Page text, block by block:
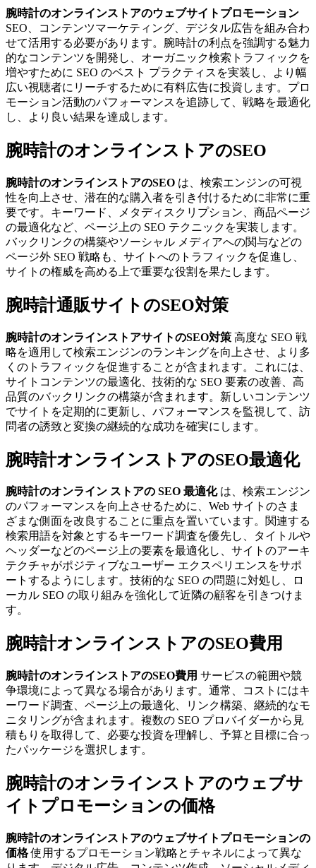
腕時計のオンラインストアのウェブサイトプロモーション
SEO、コンテンツマーケティング、デジタル広告を組み合わ
せて活用する必要があります。腕時計の利点を強調する魅力
的なコンテンツを開発し、オーガニック検索トラフィックを
増やすために SEO のベスト プラクティスを実装し、より幅
広い視聴者にリーチするために有料広告に投資します。プロ
モーション活動のパフォーマンスを追跡して、戦略を最適化
し、より良い結果を達成します。
腕時計のオンラインストアのSEO
腕時計のオンラインストアのSEO は、検索エンジンの可視
性を向上させ、潜在的な購入者を引き付けるために非常に重
要です。キーワード、メタディスクリプション、商品ページ
の最適化など、ページ上の SEO テクニックを実装します。
バックリンクの構築やソーシャル メディアへの関与などの
ページ外 SEO 戦略も、サイトへのトラフィックを促進し、
サイトの権威を高める上で重要な役割を果たします。
腕時計通販サイトのSEO対策
腕時計のオンラインストアサイトのSEO対策 高度な SEO 戦
略を適用して検索エンジンのランキングを向上させ、より多
くのトラフィックを促進することが含まれます。これには、
サイトコンテンツの最適化、技術的な SEO 要素の改善、高
品質のバックリンクの構築が含まれます。新しいコンテンツ
でサイトを定期的に更新し、パフォーマンスを監視して、訪
問者の誘致と変換の継続的な成功を確実にします。
腕時計オンラインストアのSEO最適化
腕時計のオンライン ストアの SEO 最適化 は、検索エンジン
のパフォーマンスを向上させるために、Web サイトのさま
ざまな側面を改良することに重点を置いています。関連する
検索用語を対象とするキーワード調査を優先し、タイトルや
ヘッダーなどのページ上の要素を最適化し、サイトのアーキ
テクチャがポジティブなユーザー エクスペリエンスをサポ
ートするようにします。技術的な SEO の問題に対処し、ロ
ーカル SEO の取り組みを強化して近隣の顧客を引きつけま
す。
腕時計オンラインストアのSEO費用
腕時計のオンラインストアのSEO費用 サービスの範囲や競
争​​環境によって異なる場合があります。通常、コストにはキ
ーワード調査、ページ上の最適化、リンク構築、継続的なモ
ニタリングが含まれます。複数の SEO プロバイダーから見
積もりを取得して、必要な投資を理解し、予算と目標に合っ
たパッケージを選択します。
腕時計のオンラインストアのウェブサ
イトプロモーションの価格
腕時計のオンラインストアのウェブサイトプロモーションの
価格使用するプロモーション戦略とチャネルによって異な